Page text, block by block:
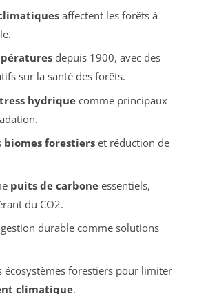
affectent les forêts à
depuis 1900, avec des
sur la santé des forêts.
hydriquecomme principaux
biomes forestierset réduction de
puits de carboneessentiels,
du CO2.
durable comme solutions
écosystèmes forestiers pour limiter
climatique.